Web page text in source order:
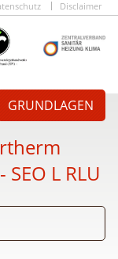
Disclaimer
GRUNDLAGEN
L RLU